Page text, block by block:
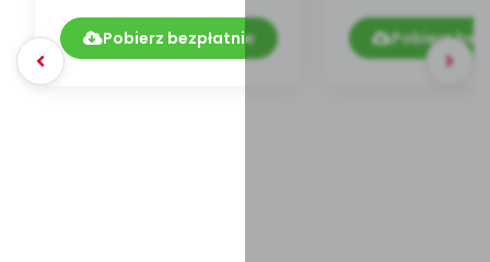
11.206/2018
Pobierz bezpłatnie Pobierz